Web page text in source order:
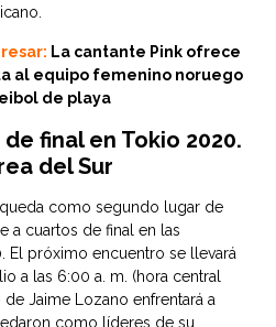
La cantante Pink ofrece
al equipo femenino noruego
de playa
final en Tokio 2020.
del Sur
como segundo lugar de
a cuartos de final en las
El próximo encuentro se llevará
a las 6:00 a. m. (hora central
Jaime Lozano enfrentará a
como líderes de su